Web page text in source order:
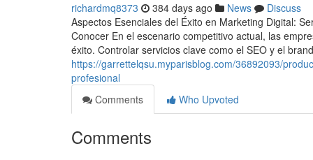
richardmq8373 384 days ago News
Discuss
Aspectos Esenciales del Éxito en Marketing Digital:
Conocer En el escenario competitivo actual, las
éxito. Controlar servicios clave como el SEO y el
https://garrettelqsu.myparisblog.com/36892093/
profesional
Comments
Who Upvoted
Comments